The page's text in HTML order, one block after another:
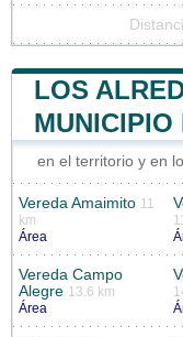
LOS
MUNICIPIO
en el territorio y en
Vereda Amaimito 11
km
Área
Vereda Campo
Alegre 13.6 km
Área